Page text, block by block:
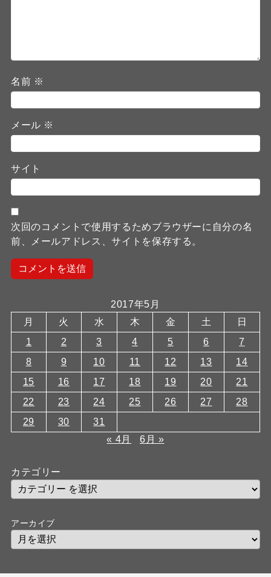
名前 ※
メール ※
サイト
次回のコメントで使用するためブラウザーに自分の名
前、メールアドレス、サイトを保存する。
2017年5月
月
火 水 木 金 土
日
1
2 3 4 5 6
7
8
9 10 11 12 13
14
15
16 17 18 19 20
21
22
23 24 25 26 27
28
29
30
31
« 4月
6月 »
カテゴリー
アーカイブ